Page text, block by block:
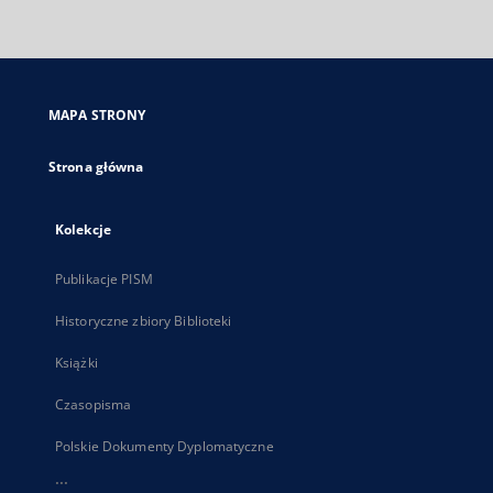
się
karcie
MAPA STRONY
Strona główna
Kolekcje
Publikacje PISM
Historyczne zbiory Biblioteki
Książki
Czasopisma
Polskie Dokumenty Dyplomatyczne
...